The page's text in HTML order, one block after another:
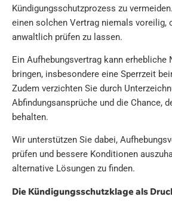
Kündigungsschutzprozess zu
einen solchen Vertrag niemals voreilig,
anwaltlich prüfen zu lassen.
Ein Aufhebungsvertrag kann
bringen, insbesondere eine Sperrzeit
Zudem verzichten Sie durch
Abfindungsansprüche und die Chance,
behalten.
Wir unterstützen Sie dabei,
prüfen und bessere Konditionen
alternative Lösungen zu finden.
Die Kündigungsschutzklage als